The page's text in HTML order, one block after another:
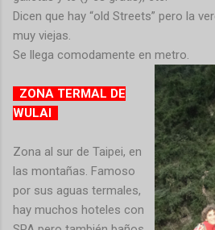
Dicen que hay “old Streets” pero la
muy viejas.
Se llega comodamente en metro.
ZONA TERMAL DE
WULAI
Zona al sur de Taipei, en
las montañas. Famoso
por sus aguas termales,
hay muchos hoteles con